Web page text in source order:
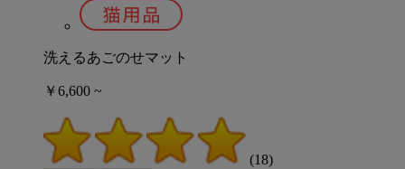
洗えるあごのせマット
￥6,600 ~
(18)